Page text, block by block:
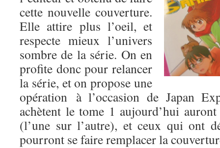
cette nouvelle couverture.
Elle attire plus l’oeil, et
respecte mieux l’univers
sombre de la série. On en
profite donc pour relancer
la série, et on propose une
opération à l’occasion de Japan
achètent le tome 1 aujourd’hui
(l’une sur l’autre), et ceux qui ont
pourront se faire remplacer la